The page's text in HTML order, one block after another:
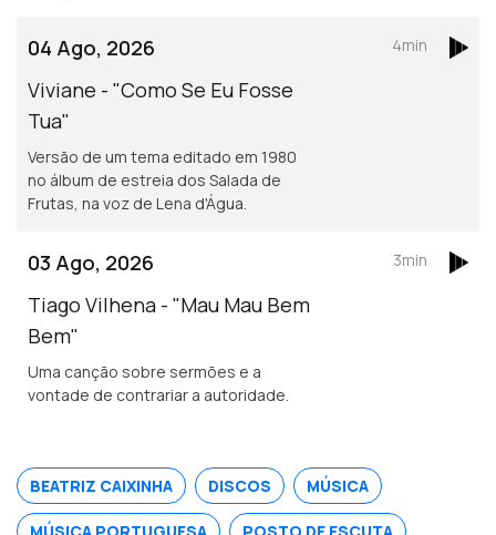
04 Ago, 2026
Viviane - "Como Se Eu Fosse
Tua"
Versão de um tema editado em 1980
no álbum de estreia dos Salada de
Frutas, na voz de Lena d'Água.
4min
03 Ago, 2026
Tiago Vilhena - "Mau Mau Bem
Bem"
Uma canção sobre sermões e a
vontade de contrariar a autoridade.
3min
BEATRIZ CAIXINHA DISCOS MÚSICA
MÚSICA PORTUGUESA POSTO DE ESCUTA